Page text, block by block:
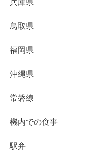
兵庫県
鳥取県
福岡県
沖縄県
常磐線
機内での食事
駅弁